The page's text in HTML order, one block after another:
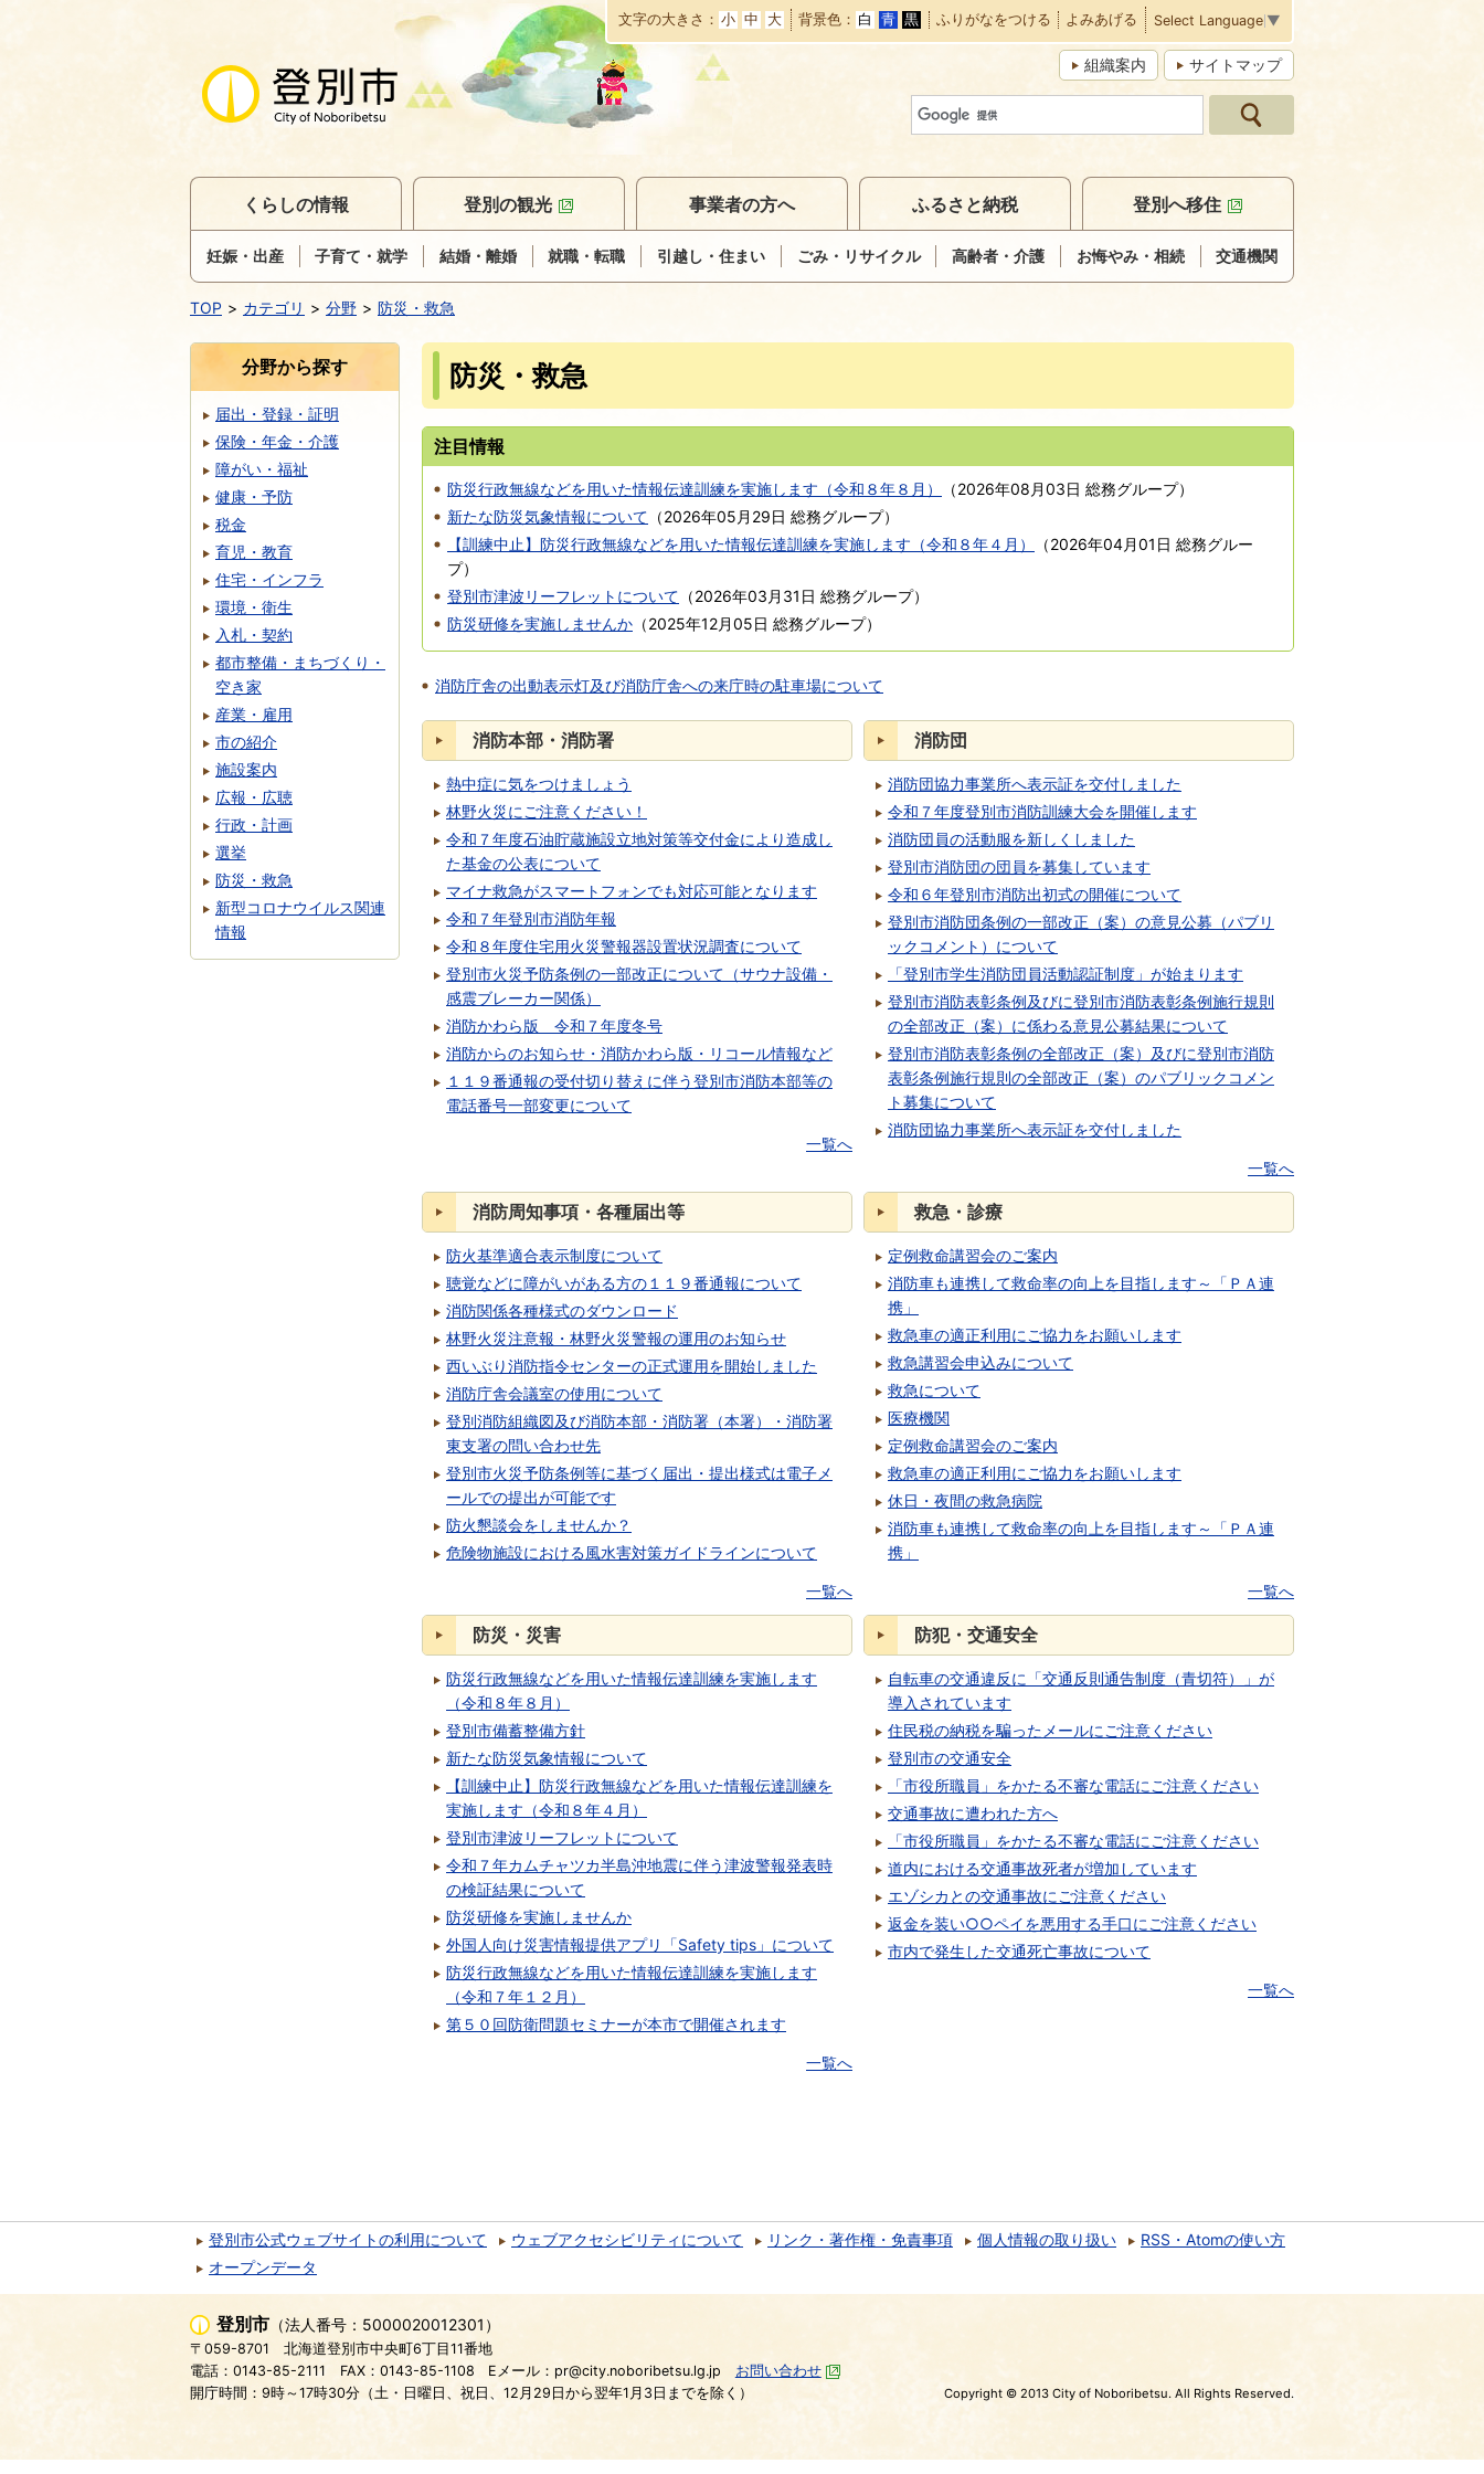
本
文
へ
移
動
文字の大きさ 小 中 大 背景色 白 青 黒 ふりがなをつける よみあげる Select Language ▼
組織案内 サイトマップ
くらしの情報
妊娠・出産 子育て・就学 結婚・離婚 就職・転職 引越し・住まい ごみ・リサイクル 高齢者・介護 お悔やみ・相続 交通機関
登別の観光 事業者の方へ ふるさと納税 登別へ移住
TOP カテゴリ 分野 防災・救急
防災・救急
注目情報
防災行政無線などを用いた情報伝達訓練を実施します（令和８年８月） （2026年08月03日 総務グループ）
新たな防災気象情報について （2026年05月29日 総務グループ）
【訓練中止】防災行政無線などを用いた情報伝達訓練を実施します（令和８年４月）
（2026年04月01日 総務グルー
プ）
登別市津波リーフレットについて （2026年03月31日 総務グループ）
防災研修を実施しませんか （2025年12月05日 総務グループ）
消防庁舎の出動表示灯及び消防庁舎への来庁時の駐車場について
消防本部・消防署
熱中症に気をつけましょう
林野火災にご注意ください！
令和７年度石油貯蔵施設立地対策等交付金により造成し
た基金の公表について
マイナ救急がスマートフォンでも対応可能となります
令和７年登別市消防年報
令和８年度住宅用火災警報器設置状況調査について
登別市火災予防条例の一部改正について（サウナ設備・
感震ブレーカー関係）
消防かわら版 令和７年度冬号
消防からのお知らせ・消防かわら版・リコール情報など
１１９番通報の受付切り替えに伴う登別市消防本部等の
電話番号一部変更について
一覧へ
消防団
消防団協力事業所へ表示証を交付しました
令和７年度登別市消防訓練大会を開催します
消防団員の活動服を新しくしました
登別市消防団の団員を募集しています
令和６年登別市消防出初式の開催について
登別市消防団条例の一部改正（案）の意見公募（パブリ
ックコメント）について
「登別市学生消防団員活動認証制度」が始まります
登別市消防表彰条例及びに登別市消防表彰条例施行規則
の全部改正（案）に係わる意見公募結果について
登別市消防表彰条例の全部改正（案）及びに登別市消防
表彰条例施行規則の全部改正（案）のパブリックコメン
ト募集について
消防団協力事業所へ表示証を交付しました
一覧へ
消防周知事項・各種届出等
防火基準適合表示制度について
聴覚などに障がいがある方の１１９番通報について
消防関係各種様式のダウンロード
林野火災注意報・林野火災警報の運用のお知らせ
西いぶり消防指令センターの正式運用を開始しました
消防庁舎会議室の使用について
登別消防組織図及び消防本部・消防署（本署）・消防署
東支署の問い合わせ先
登別市火災予防条例等に基づく届出・提出様式は電子メ
ールでの提出が可能です
防火懇談会をしませんか？
危険物施設における風水害対策ガイドラインについて
一覧へ
救急・診療
定例救命講習会のご案内
消防車も連携して救命率の向上を目指します～「ＰＡ連
携」
救急車の適正利用にご協力をお願いします
救急講習会申込みについて
救急について
医療機関
定例救命講習会のご案内
救急車の適正利用にご協力をお願いします
休日・夜間の救急病院
消防車も連携して救命率の向上を目指します～「ＰＡ連
携」
一覧へ
防災・災害
防災行政無線などを用いた情報伝達訓練を実施します
（令和８年８月）
登別市備蓄整備方針
新たな防災気象情報について
【訓練中止】防災行政無線などを用いた情報伝達訓練を
実施します（令和８年４月）
登別市津波リーフレットについて
令和７年カムチャツカ半島沖地震に伴う津波警報発表時
の検証結果について
防災研修を実施しませんか
外国人向け災害情報提供アプリ「Safety tips」について
防災行政無線などを用いた情報伝達訓練を実施します
（令和７年１２月）
第５０回防衛問題セミナーが本市で開催されます
一覧へ
防犯・交通安全
自転車の交通違反に「交通反則通告制度（青切符）」が
導入されています
住民税の納税を騙ったメールにご注意ください
登別市の交通安全
「市役所職員」をかたる不審な電話にご注意ください
交通事故に遭われた方へ
「市役所職員」をかたる不審な電話にご注意ください
道内における交通事故死者が増加しています
エゾシカとの交通事故にご注意ください
返金を装い○○ペイを悪用する手口にご注意ください
市内で発生した交通死亡事故について
一覧へ
分野から探す
届出・登録・証明
保険・年金・介護
障がい・福祉
健康・予防
税金
育児・教育
住宅・インフラ
環境・衛生
入札・契約
都市整備・まちづくり・
空き家
産業・雇用
市の紹介
施設案内
広報・広聴
行政・計画
選挙
防災・救急
新型コロナウイルス関連
情報
登別市公式ウェブサイトの利用について ウェブアクセシビリティについて リンク・著作権・免責事項 個人情報の取り扱い
RSS・Atomの使い方
オープンデータ
登別市 （法人番号：5000020012301）
〒059-8701
北海道登別市中央町6丁目11番地
電話：0143-85-2111
FAX：0143-85-1108 Eメール：pr@city.noboribetsu.lg.jp
お問い合わせ
開庁時間：9時～17時30分（土・日曜日、祝日、12月29日から翌年1月3日までを除く）
Copyright © 2013 City of Noboribetsu. All Rights Reserved.